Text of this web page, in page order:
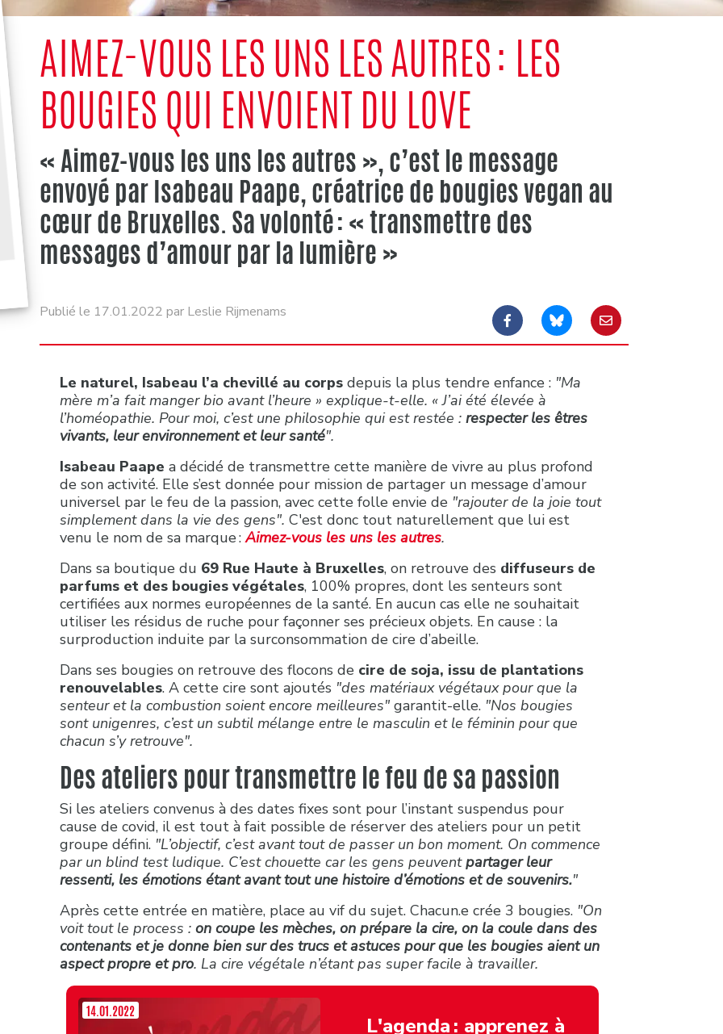
AIMEZ-VOUS LES UNS LES AUTRES : LES
BOUGIES QUI ENVOIENT DU LOVE
« Aimez-vous les uns les autres », c’est le message
envoyé par Isabeau Paape, créatrice de bougies vegan au
cœur de Bruxelles. Sa volonté : « transmettre des
messages d’amour par la lumière »
Publié le 17.01.2022 par Leslie Rijmenams
Le naturel, Isabeau l’a chevillé au corps depuis la plus tendre enfance : "Ma
mère m’a fait manger bio avant l’heure » explique-t-elle. « J’ai été élevée à
l’homéopathie. Pour moi, c’est une philosophie qui est restée : respecter les êtres
vivants, leur environnement et leur santé".
Isabeau Paape a décidé de transmettre cette manière de vivre au plus profond
de son activité. Elle s’est donnée pour mission de partager un message d’amour
universel par le feu de la passion, avec cette folle envie de "rajouter de la joie tout
simplement dans la vie des gens". C'est donc tout naturellement que lui est
venu le nom de sa marque : Aimez-vous les uns les autres.
Dans sa boutique du 69 Rue Haute à Bruxelles, on retrouve des diffuseurs de
parfums et des bougies végétales, 100% propres, dont les senteurs sont
certifiées aux normes européennes de la santé. En aucun cas elle ne souhaitait
utiliser les résidus de ruche pour façonner ses précieux objets. En cause : la
surproduction induite par la surconsommation de cire d’abeille.
Dans ses bougies on retrouve des flocons de cire de soja, issu de plantations
renouvelables. A cette cire sont ajoutés "des matériaux végétaux pour que la
senteur et la combustion soient encore meilleures"garantit-elle. "Nos bougies
sont unigenres, c’est un subtil mélange entre le masculin et le féminin pour que
chacun s’y retrouve".
Des ateliers pour transmettre le feu de sa passion
Si les ateliers convenus à des dates fixes sont pour l’instant suspendus pour
cause de covid, il est tout à fait possible de réserver des ateliers pour un petit
groupe défini. "L’objectif, c’est avant tout de passer un bon moment. On commence
par un blind test ludique. C’est chouette car les gens peuventpartager leur
ressenti, les émotions étant avant tout une histoire d’émotions et de souvenirs."
Après cette entrée en matière, place au vif du sujet. Chacun.e crée 3 bougies. "On
voit tout le process : on coupe les mèches, on prépare la cire, on la coule dans des
contenants et je donne bien sur des trucs et astuces pour que les bougies aient un
aspect propre et pro. La cire végétale n’étant pas super facile à travailler.
14.01.2022
L'agenda : apprenez à